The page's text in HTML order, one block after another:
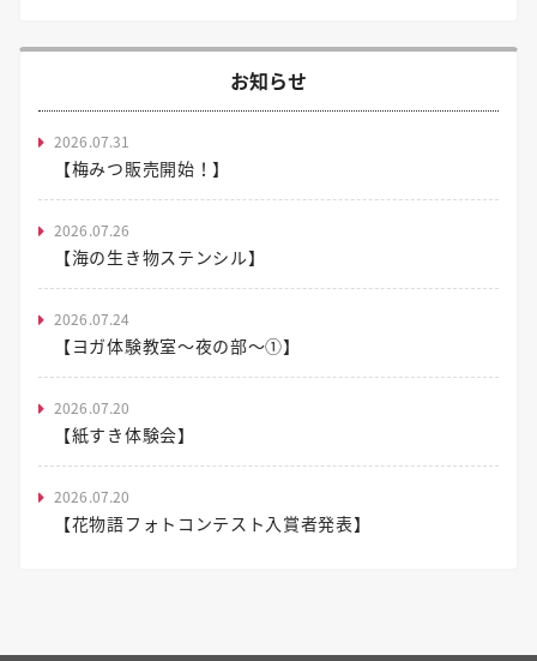
お知らせ
2026.07.31
【梅みつ販売開始！】
2026.07.26
【海の生き物ステンシル】
2026.07.24
【ヨガ体験教室～夜の部～①】
2026.07.20
【紙すき体験会】
2026.07.20
【花物語フォトコンテスト入賞者発表】